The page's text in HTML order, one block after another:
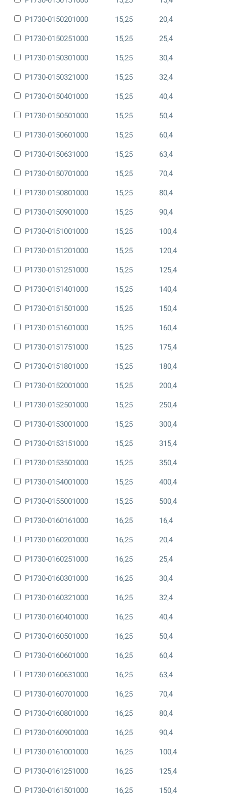
P1730-0150201000
15,25
20,4
P1730-0150251000
15,25
25,4
P1730-0150301000
15,25
30,4
P1730-0150321000
15,25
32,4
P1730-0150401000
15,25
40,4
P1730-0150501000
15,25
50,4
P1730-0150601000
15,25
60,4
P1730-0150631000
15,25
63,4
P1730-0150701000
15,25
70,4
P1730-0150801000
15,25
80,4
P1730-0150901000
15,25
90,4
P1730-0151001000
15,25
100,4
P1730-0151201000
15,25
120,4
P1730-0151251000
15,25
125,4
P1730-0151401000
15,25
140,4
P1730-0151501000
15,25
150,4
P1730-0151601000
15,25
160,4
P1730-0151751000
15,25
175,4
P1730-0151801000
15,25
180,4
P1730-0152001000
15,25
200,4
P1730-0152501000
15,25
250,4
P1730-0153001000
15,25
300,4
P1730-0153151000
15,25
315,4
P1730-0153501000
15,25
350,4
P1730-0154001000
15,25
400,4
P1730-0155001000
15,25
500,4
P1730-0160161000
16,25
16,4
P1730-0160201000
16,25
20,4
P1730-0160251000
16,25
25,4
P1730-0160301000
16,25
30,4
P1730-0160321000
16,25
32,4
P1730-0160401000
16,25
40,4
P1730-0160501000
16,25
50,4
P1730-0160601000
16,25
60,4
P1730-0160631000
16,25
63,4
P1730-0160701000
16,25
70,4
P1730-0160801000
16,25
80,4
P1730-0160901000
16,25
90,4
P1730-0161001000
16,25
100,4
P1730-0161251000
16,25
125,4
P1730-0161501000
16,25
150,4